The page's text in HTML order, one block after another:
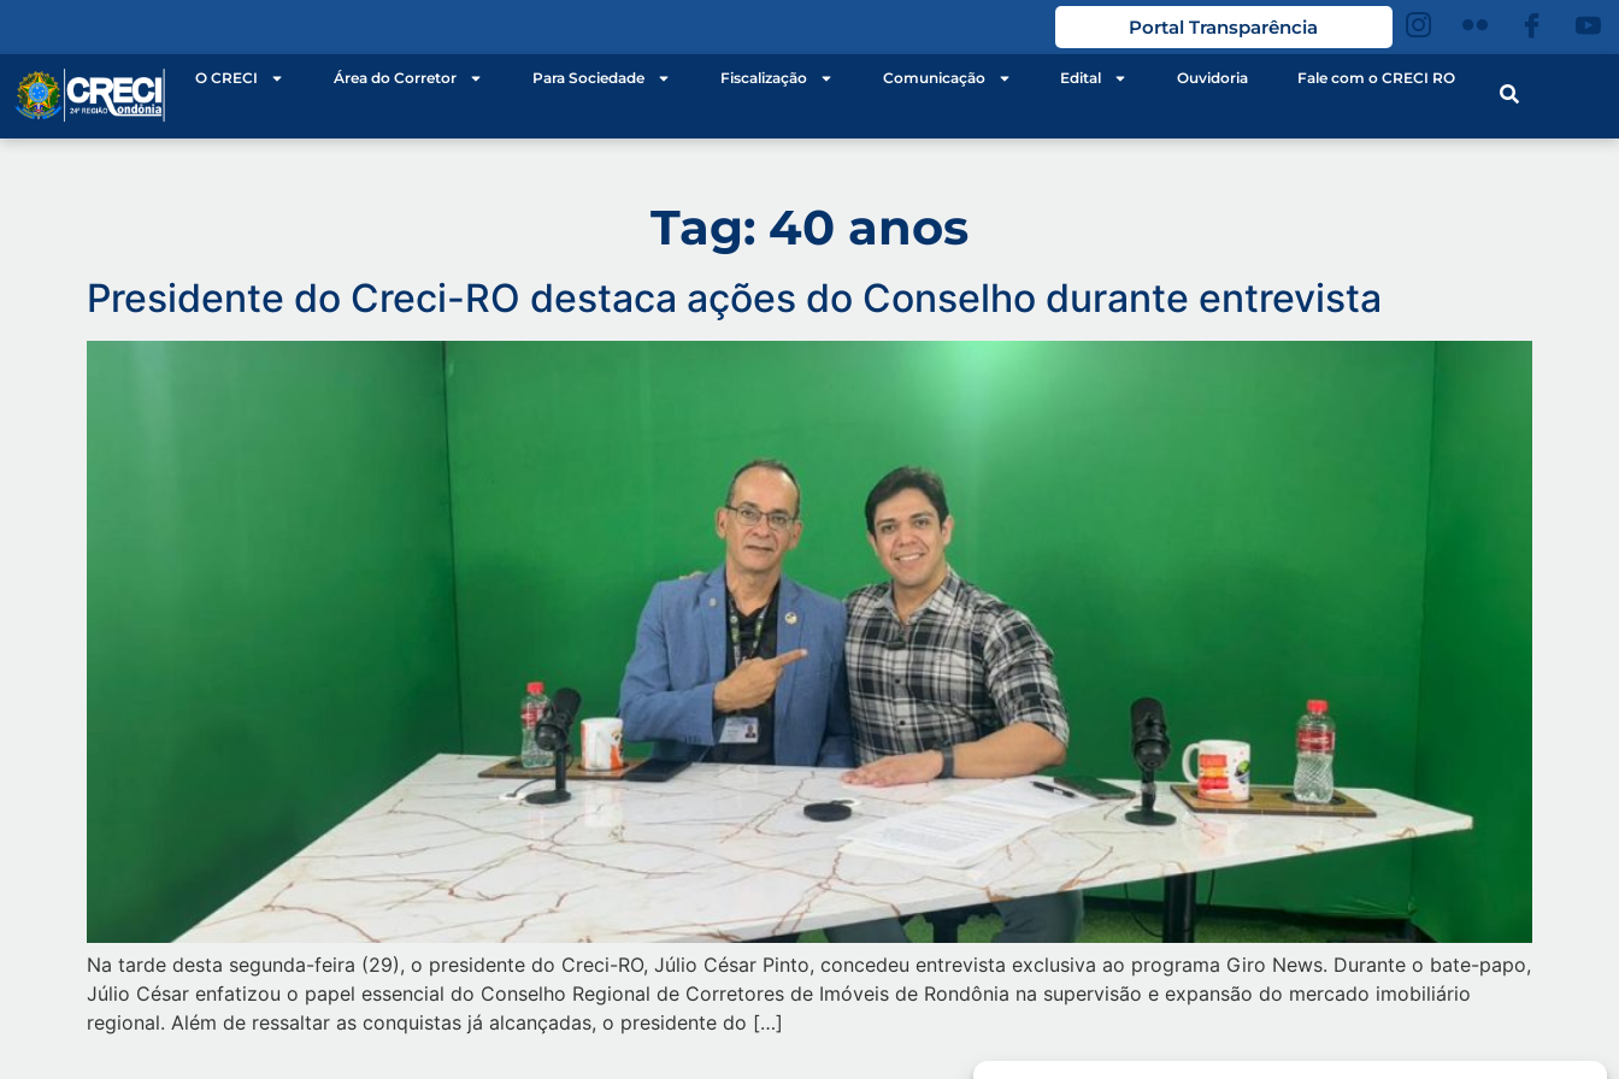
Portal Transparência
O CRECI Área do Corretor Para Sociedade Fiscalização Comunicação Edital Ouvidoria Fale com o CRECI RO
Tag: 40 anos
Presidente do Creci-RO destaca ações do Conselho durante entrevista
Na tarde desta segunda-feira (29), o presidente do Creci-RO, Júlio César Pinto, concedeu entrevista exclusiva ao programa Giro News. Durante o bate-papo,
Júlio César enfatizou o papel essencial do Conselho Regional de Corretores de Imóveis de Rondônia na supervisão e expansão do mercado imobiliário
regional. Além de ressaltar as conquistas já alcançadas, o presidente do […]